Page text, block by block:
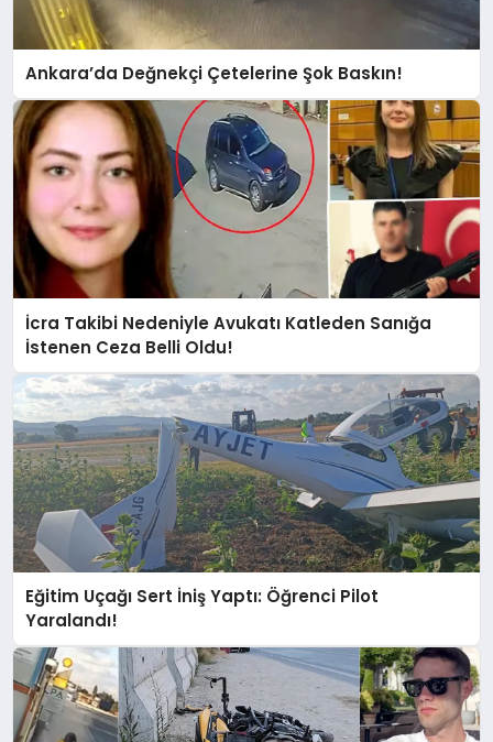
Ankara’da Değnekçi Çetelerine Şok Baskın!
İcra Takibi Nedeniyle Avukatı Katleden Sanığa
İstenen Ceza Belli Oldu!
Eğitim Uçağı Sert İniş Yaptı: Öğrenci Pilot
Yaralandı!